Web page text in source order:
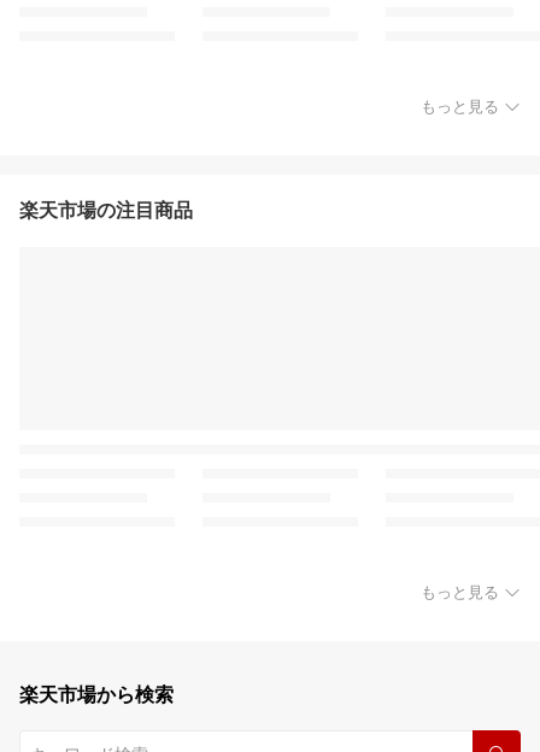
もっと見る
楽天市場の注目商品
もっと見る
楽天市場から検索